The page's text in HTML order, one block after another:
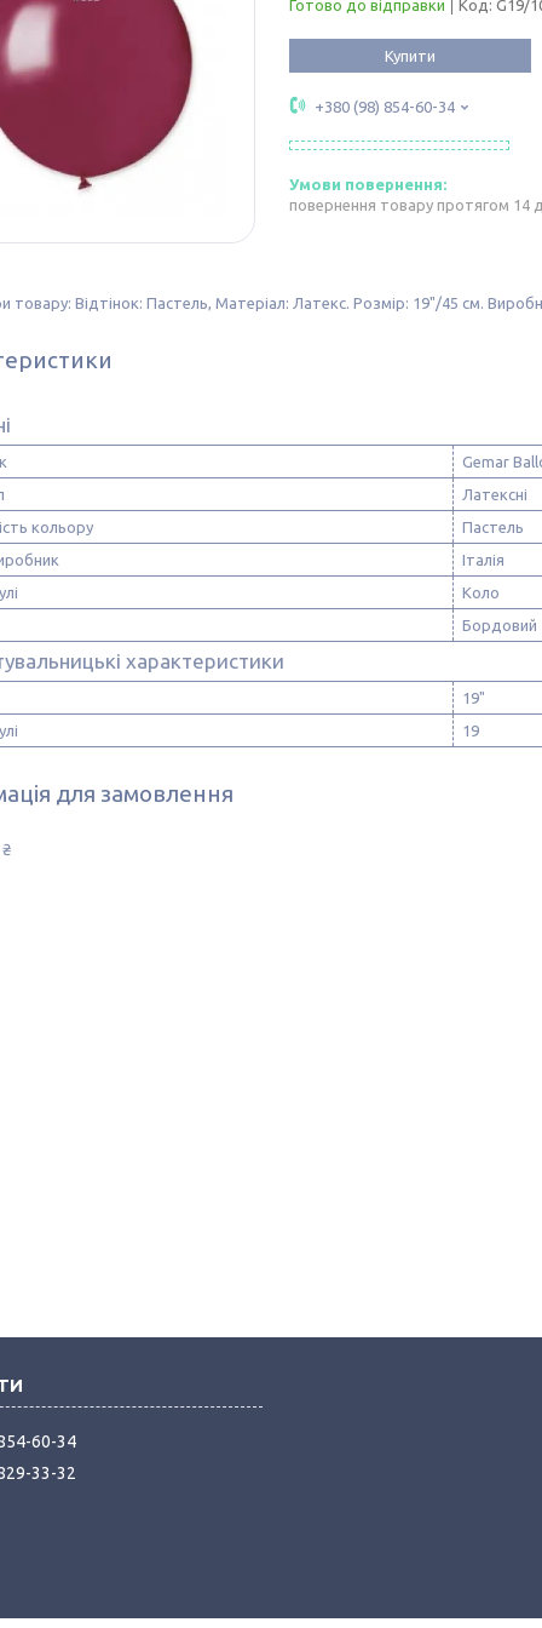
Готово до відправки Код: G19/
Купити
+380 (98) 854-60-34
повернення товару протягом 14
товару: Відтінок: Пастель, Матеріал: Латекс. Розмір: 19"/45 см.
Gemar
Латексні
кольору
Пастель
Італія
Коло
Бордовий
характеристики
19"
19
для замовлення
60-34
33-32